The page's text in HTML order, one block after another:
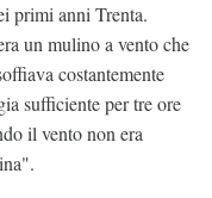
primi anni Trenta.
un mulino a vento che
costantemente
sufficiente per tre ore
il vento non era